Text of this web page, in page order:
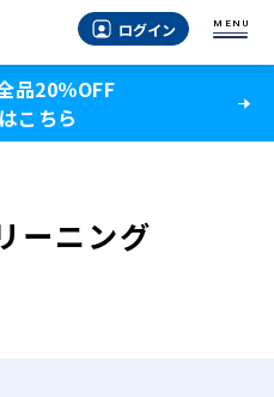
ログイン MENU
品20％OFF
こちら
ーニング